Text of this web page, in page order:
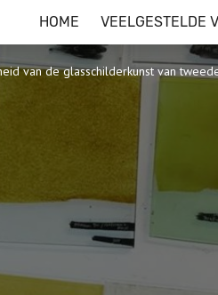
HOME VEELGESTELDE
van de glasschilderkunst van